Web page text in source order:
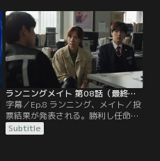
「誕生日パーティーでの飲酒疑惑」
を暴露し辞退を迫る。サンヒョンは
証拠がないと高をくくるが…。
ランニングメイト 第08話（最終話）／字幕
字幕／Ep.8 ランニング、メイト／投
票結果が発表される。勝利し任命状
を手にする者、敗北を受け入れる者-
-それぞれが新たな日常へ戻ろうとし
Subtitle